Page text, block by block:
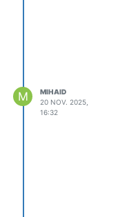
M
MIHAID
20 NOV. 2025,
16:32